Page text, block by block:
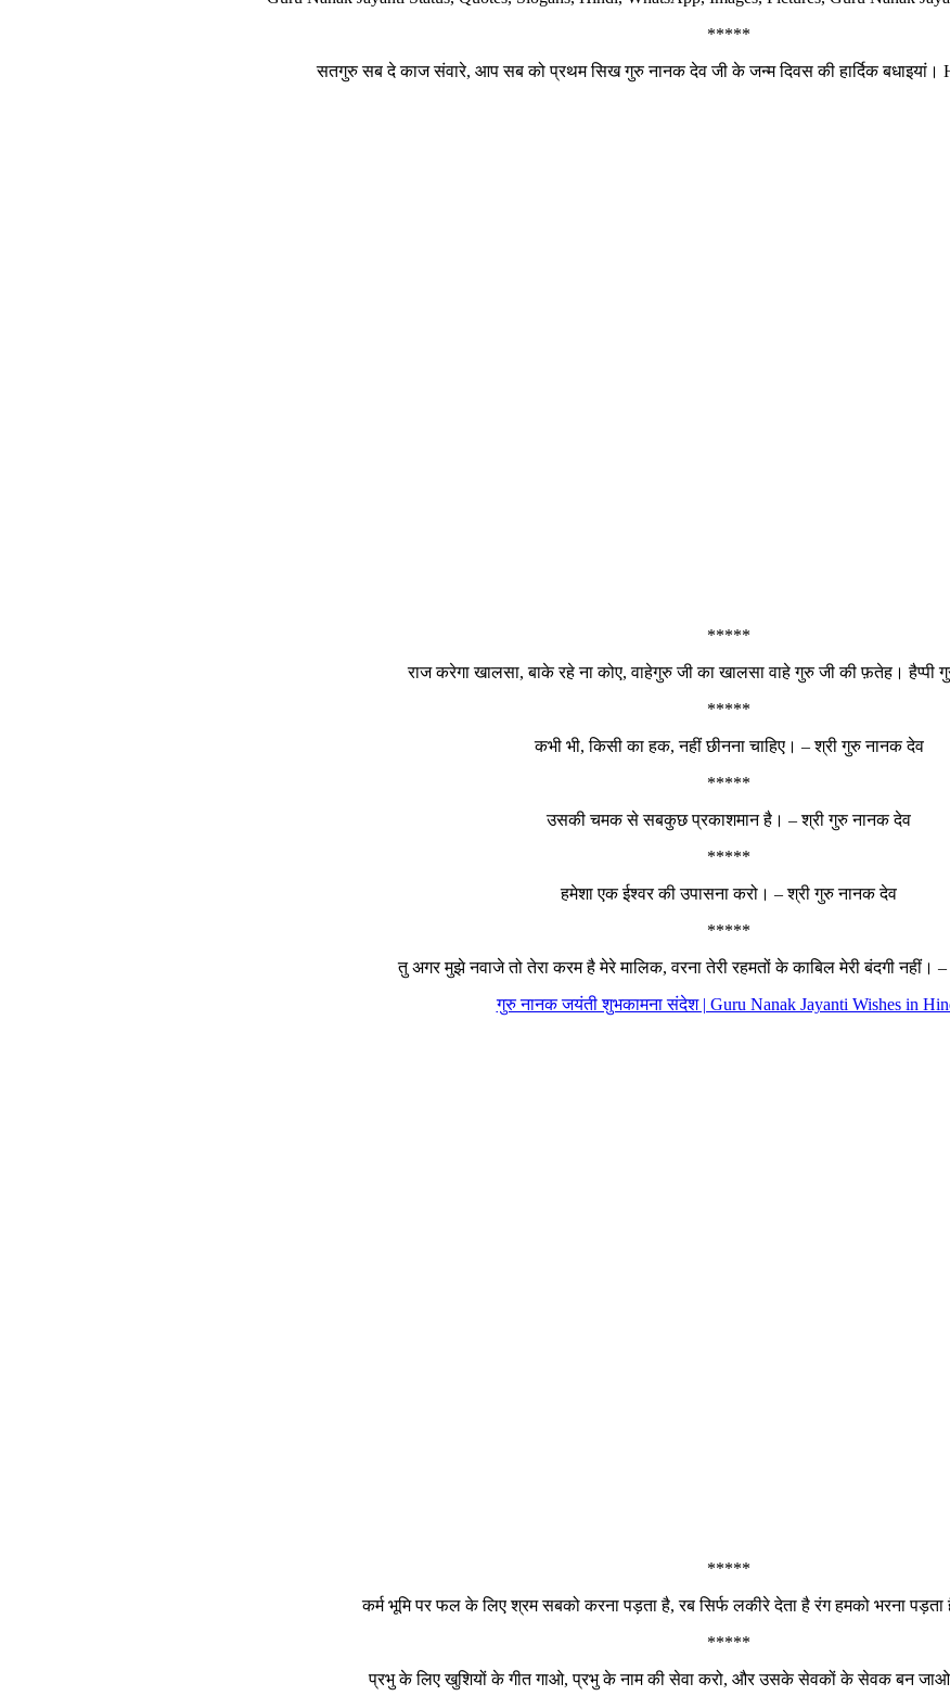
*****
सतगुरु सब दे काज संवारे, आप सब को प्रथम सिख गुरु नानक देव जी के जन्म दिवस की हार्दिक बधाइयां।
*****
राज करेगा खालसा, बाके रहे ना कोए, वाहेगुरु जी का खालसा वाहे गुरु जी की फ़तेह। हैप्पी
*****
कभी भी, किसी का हक, नहीं छीनना चाहिए। – श्री गुरु नानक देव
*****
उसकी चमक से सबकुछ प्रकाशमान है। – श्री गुरु नानक देव
*****
हमेशा एक ईश्वर की उपासना करो। – श्री गुरु नानक देव
*****
तु अगर मुझे नवाजे तो तेरा करम है मेरे मालिक, वरना तेरी रहमतों के काबिल मेरी बंदगी नहीं।
गुरु नानक जयंती शुभकामना संदेश | Guru Nanak Jayanti Wishes in
*****
कर्म भूमि पर फल के लिए श्रम सबको करना पड़ता है, रब सिर्फ लकीरे देता है रंग हमको भरना
*****
प्रभु के लिए खुशियों के गीत गाओ, प्रभु के नाम की सेवा करो, और उसके सेवकों के सेवक बन